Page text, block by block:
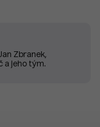
Zbranek,
a jeho tým.